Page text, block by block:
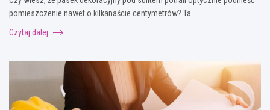
pomieszczenie nawet o kilkanaście centymetrów? Ta…
Czytaj dalej